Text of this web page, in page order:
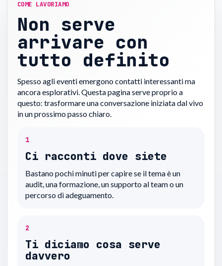
COME LAVORIAMO
Non serve
arrivare con
tutto definito
Spesso agli eventi emergono contatti interessanti ma
ancora esplorativi. Questa pagina serve proprio a
questo: trasformare una conversazione iniziata dal vivo
in un prossimo passo chiaro.
1
Ci racconti dove siete
Bastano pochi minuti per capire se il tema è un
audit, una formazione, un supporto al team o un
percorso di adeguamento.
2
Ti diciamo cosa serve
davvero